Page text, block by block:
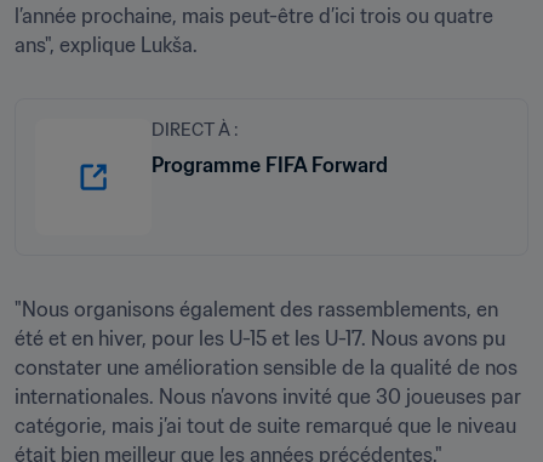
l’année prochaine, mais peut-être d’ici trois ou quatre
ans", explique Lukša.
DIRECT À :
Programme FIFA Forward
"Nous organisons également des rassemblements, en
été et en hiver, pour les U-15 et les U-17. Nous avons pu
constater une amélioration sensible de la qualité de nos
internationales. Nous n’avons invité que 30 joueuses par
catégorie, mais j’ai tout de suite remarqué que le niveau
était bien meilleur que les années précédentes."